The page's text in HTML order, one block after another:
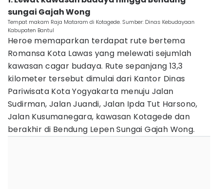
sungai Gajah Wong
Tempat makam Raja Mataram di Kotagede. Sumber: Dinas Kebudayaan
Kabupaten Bantul
Heroe memaparkan terdapat rute bertema
Romansa Kota Lawas yang melewati sejumlah
kawasan cagar budaya. Rute sepanjang 13,3
kilometer tersebut dimulai dari Kantor Dinas
Pariwisata Kota Yogyakarta menuju Jalan
Sudirman, Jalan Juandi, Jalan Ipda Tut Harsono,
Jalan Kusumanegara, kawasan Kotagede dan
berakhir di Bendung Lepen Sungai Gajah Wong.